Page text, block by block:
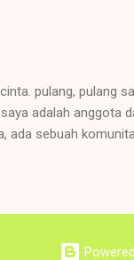
menit doang
di row
pulang, pulang
adalah anggota
ada sebuah
(Irvina Lioni). nah
keminderan
ngetik sambil